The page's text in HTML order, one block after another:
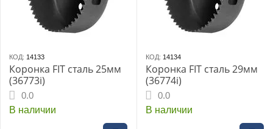
КОД: 14133
Коронка FIT сталь 25мм
(36773i)
0.0
В наличии
КОД: 14134
Коронка FIT сталь 29мм
(36774i)
0.0
В наличии